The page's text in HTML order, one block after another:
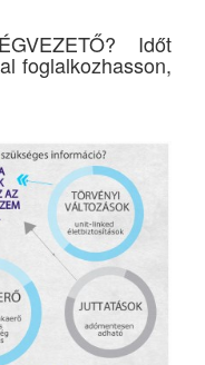
Időt
foglalkozhasson,